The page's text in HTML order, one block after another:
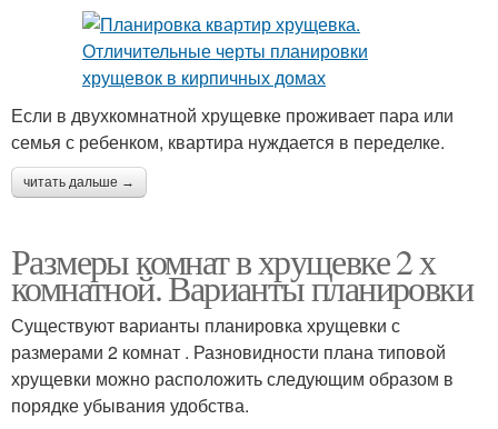
Если в двухкомнатной хрущевке проживает пара или
семья с ребенком, квартира нуждается в переделке.
читать дальше →
Размеры комнат в хрущевке 2 х
комнатной. Варианты планировки
Существуют варианты планировка хрущевки с
размерами 2 комнат . Разновидности плана типовой
хрущевки можно расположить следующим образом в
порядке убывания удобства.